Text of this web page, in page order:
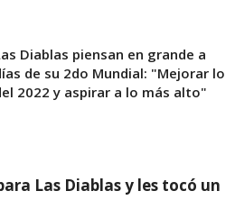
Diablas piensan en grande a
de su 2do Mundial: "Mejorar lo
2022 y aspirar a lo más alto"
Las Diablas y les tocó un